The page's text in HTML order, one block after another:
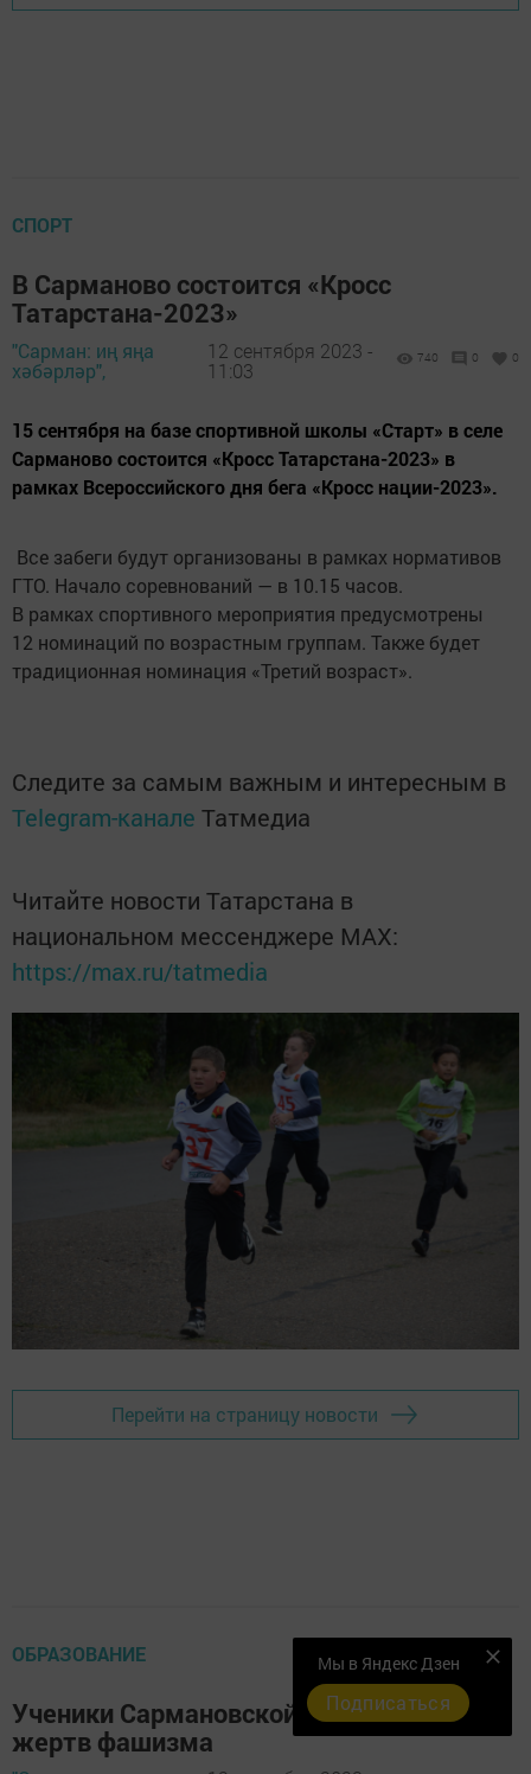
СПОРТ
В Сарманово состоится «Кросс
Татарстана-2023»
"Сарман: иң яңа
хәбәрләр",
12 сентября 2023 -
11:03
740 0 0
15 сентября на базе спортивной школы «Старт» в селе
Сарманово состоится «Кросс Татарстана-2023» в
рамках Всероссийского дня бега «Кросс нации-2023».
Все забеги будут организованы в рамках нормативов
ГТО. Начало соревнований — в 10.15 часов.
В рамках спортивного мероприятия предусмотрены
12 номинаций по возрастным группам. Также будет
традиционная номинация «Третий возраст».
Следите за самым важным и интересным в
Telegram-канале Татмедиа
Читайте новости Татарстана в
национальном мессенджере MАХ:
https://max.ru/tatmedia
Перейти на страницу новости
ОБРАЗОВАНИЕ
Ученики Сармановской СОШ вспомнили
жертв фашизма
Мы в Яндекс Дзен
Подписаться